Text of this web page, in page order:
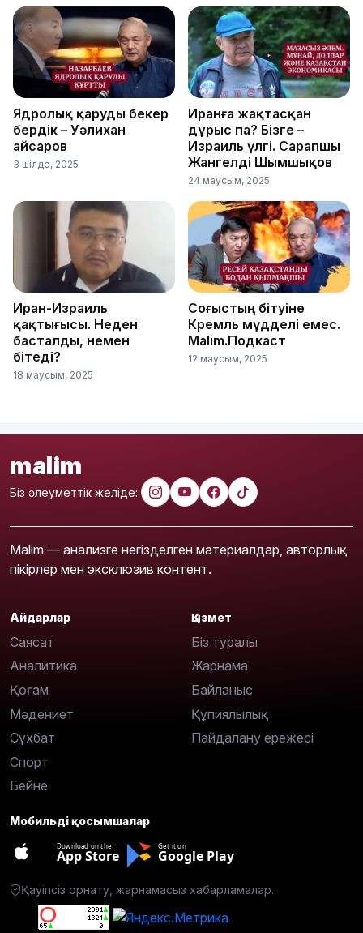
Ядролық қаруды бекер
бердік – Уәлихан
Қайсаров
3 шілде, 2025
Иранға жақтасқан
дұрыс па? Бізге –
Израиль үлгі. Сарапшы
Жангелді Шымшықов
24 маусым, 2025
Иран-Израиль
қақтығысы. Неден
басталды, немен
бітеді?
18 маусым, 2025
Соғыстың бітуіне
Кремль мүдделі емес.
Malim.Подкаст
12 маусым, 2025
malim
Біз әлеуметтік желіде:
Malim — анализге негізделген материалдар, авторлық
пікірлер мен эксклюзив контент.
Айдарлар
Саясат
Аналитика
Қоғам
Мәдениет
Сұхбат
Спорт
Бейне
Қызмет
Біз туралы
Жарнама
Байланыс
Құпиялылық
Пайдалану ережесі
Мобильді қосымшалар
Download on the
App Store
Get it on
Google Play
Қауіпсіз орнату, жарнамасыз хабарламалар.